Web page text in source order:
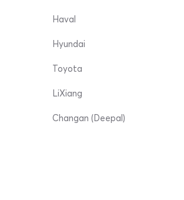
Haval
Hyundai
Toyota
LiXiang
Changan (Deepal)